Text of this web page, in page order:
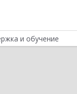
и обучение